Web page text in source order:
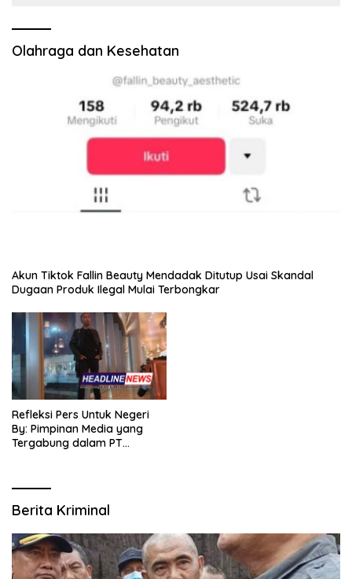
Olahraga dan Kesehatan
Akun Tiktok Fallin Beauty Mendadak Ditutup Usai Skandal
Dugaan Produk Ilegal Mulai Terbongkar
Refleksi Pers Untuk Negeri
By: Pimpinan Media yang
Tergabung dalam PT
Berita Kriminal